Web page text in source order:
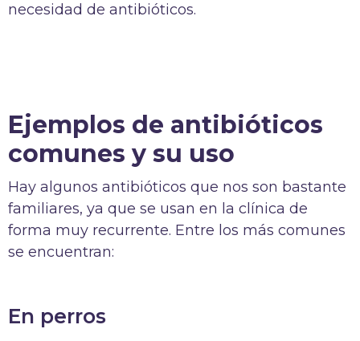
necesidad de antibióticos.
Ejemplos de antibióticos
comunes y su uso
Hay algunos antibióticos que nos son bastante
familiares, ya que se usan en la clínica de
forma muy recurrente. Entre los más comunes
se encuentran:
En perros